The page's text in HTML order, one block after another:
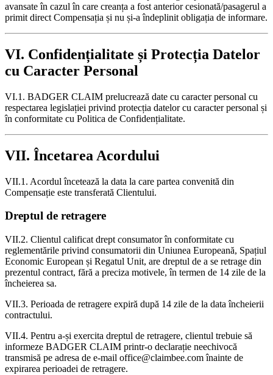
avansate în cazul în care creanța a fost anterior cesionată/pasagerul a
primit direct Compensația și nu și-a îndeplinit obligația de informare.
VI. Confidențialitate și Protecția Datelor
cu Caracter Personal
VI.1. BADGER CLAIM prelucrează date cu caracter personal cu
respectarea legislației privind protecția datelor cu caracter personal și
în conformitate cu Politica de Confidențialitate.
VII. Încetarea Acordului
VII.1. Acordul încetează la data la care partea convenită din
Compensație este transferată Clientului.
Dreptul de retragere
VII.2. Clientul calificat drept consumator în conformitate cu
reglementările privind consumatorii din Uniunea Europeană, Spațiul
Economic European și Regatul Unit, are dreptul de a se retrage din
prezentul contract, fără a preciza motivele, în termen de 14 zile de la
încheierea sa.
VII.3. Perioada de retragere expiră după 14 zile de la data încheierii
contractului.
VII.4. Pentru a-și exercita dreptul de retragere, clientul trebuie să
informeze BADGER CLAIM printr-o declarație neechivocă
transmisă pe adresa de e-mail office@claimbee.com înainte de
expirarea perioadei de retragere.